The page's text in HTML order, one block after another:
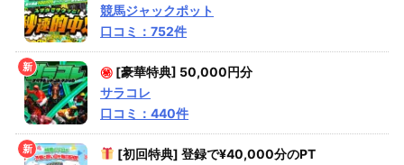
競馬ジャックポット
口コミ：752件
㊙ [豪華特典] 50,000円分
サラコレ
口コミ：440件
[初回特典] 登録で¥40,000分のPT